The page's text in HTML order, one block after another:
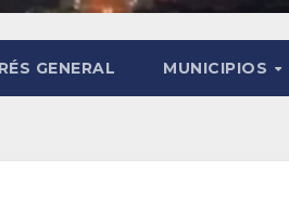
GENERAL MUNICIPIOS